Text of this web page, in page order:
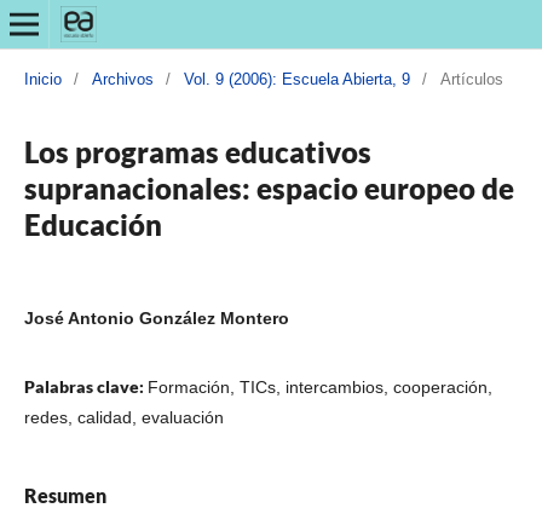
Inicio / Archivos / Vol. 9 (2006): Escuela Abierta, 9 / Artículos
Los programas educativos
supranacionales: espacio europeo de
Educación
José Antonio González Montero
Palabras clave: Formación, TICs, intercambios, cooperación,
redes, calidad, evaluación
Resumen